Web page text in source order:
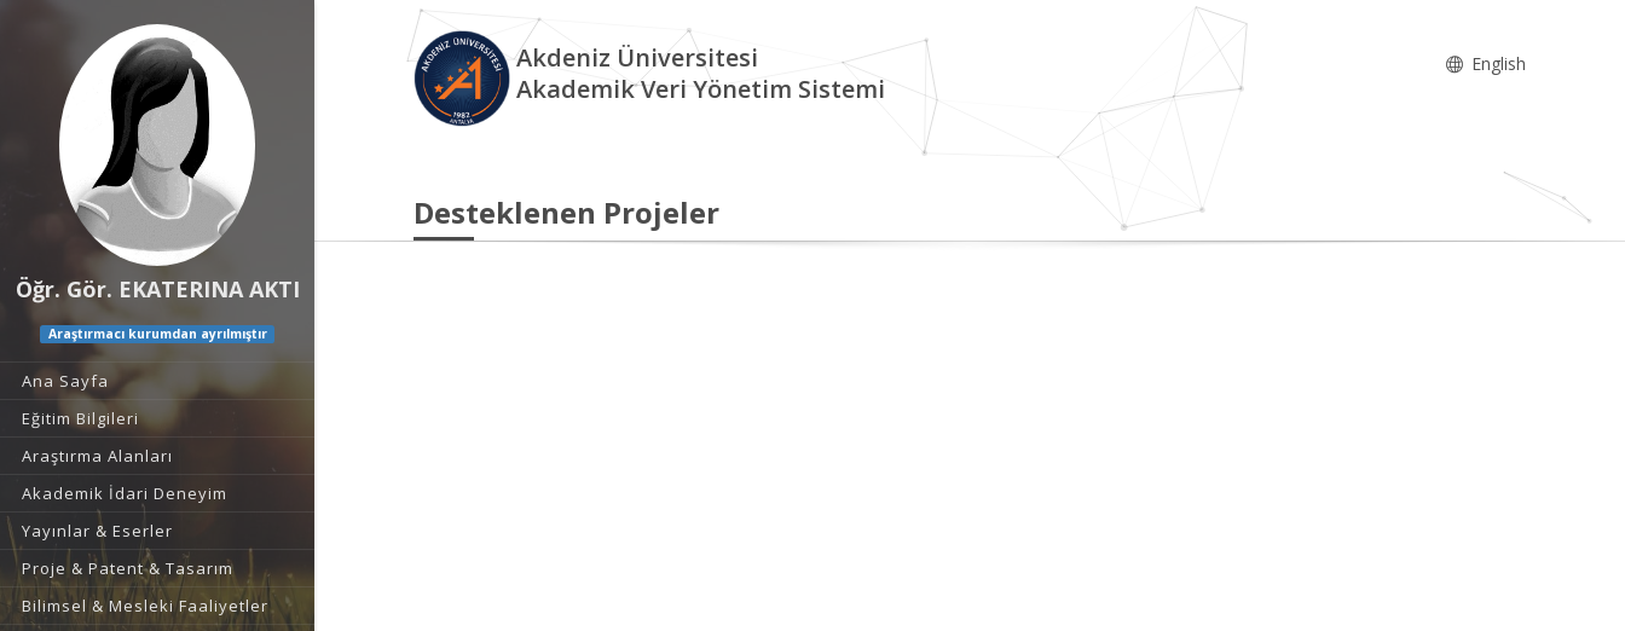
Öğr. Gör. EKATERINA AKTI
Araştırmacı kurumdan ayrılmıştır
Ana Sayfa
Eğitim Bilgileri
Araştırma Alanları
Akademik İdari Deneyim
Yayınlar & Eserler
Proje & Patent & Tasarım
Bilimsel & Mesleki Faaliyetler
Akdeniz Üniversitesi
Akademik Veri Yönetim Sistemi
English
Desteklenen Projeler